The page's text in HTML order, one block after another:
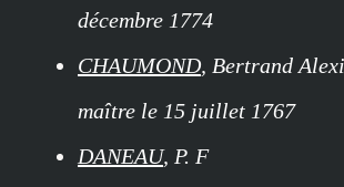
décembre 1774
CHAUMOND, Bertrand
maître le 15 juillet 1767
DANEAU, P. F